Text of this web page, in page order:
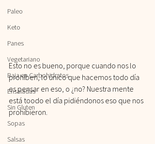
Paleo
Keto
Panes
Vegetariano
Baja en Carbohidratos
Ensaladas
Sin Gluten
Sopas
Salsas
Esto no es bueno, porque cuando nos lo
prohíben, lo único que hacemos todo día
es pensar en eso, o ¿no? Nuestra mente
está toodo el día pidiéndonos eso que nos
prohibieron.